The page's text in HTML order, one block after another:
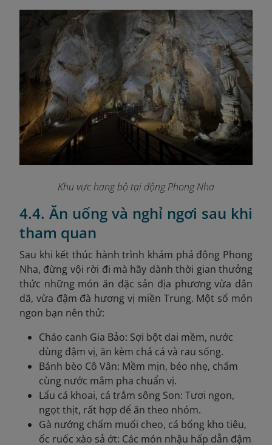
Khu vực hang bộ tại động Phong Nha
4.4. Ăn uống và nghỉ ngơi sau khi
tham quan
Sau khi kết thúc hành trình khám phá động Phong
Nha, đừng vội rời đi mà hãy dành thời gian thưởng
thức những món ăn đặc sản địa phương vừa dân
dã, vừa đậm đà hương vị miền Trung. Một số món
ngon bạn nên thử:
Cháo canh Gia Bảo: Sợi bột dai mềm, nước
dùng đậm vị, ăn kèm chả cá và rau sống.
Bánh bèo Cô Vân: Mềm mịn, béo nhẹ, chấm
cùng nước mắm pha chuẩn vị.
Lẩu cá khoai, cá trắm sông Son: Tươi ngon,
ngọt thịt, rất hợp để ăn theo nhóm.
Gà nướng chấm muối cheo, cá bống kho tiêu,
ốc ruốc xào sả ớt: Các món nhậu hấp dẫn đậm